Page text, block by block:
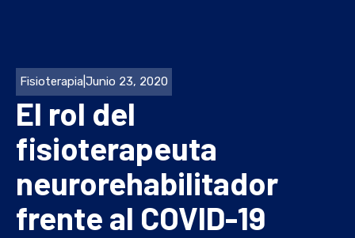
Fisioterapia Junio 23, 2020
El rol del
fisioterapeuta
neurorehabilitador
frente al COVID-19